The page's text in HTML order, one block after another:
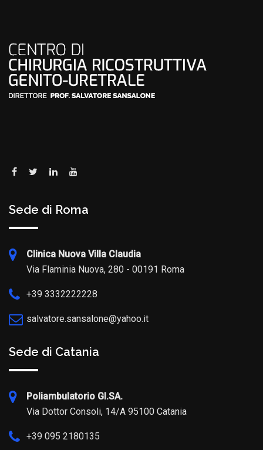
Sede di Roma
Clinica Nuova Villa Claudia
Via Flaminia Nuova, 280 - 00191 Roma
+39 3332222228
salvatore.sansalone@yahoo.it
Sede di Catania
Poliambulatorio GI.SA.
Via Dottor Consoli, 14/A 95100 Catania
+39 095 2180135